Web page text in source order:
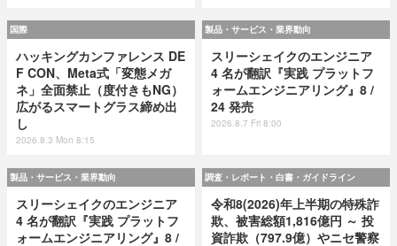
国際
ハッキングカンファレンス DE
F CON、Meta式「変態メガ
ネ」全面禁止（度付きもNG）
広がるスマートグラス締め出
し
2026.8.3 Mon 8:15
製品・サービス・業界動向
スリーシェイクのエンジニア
4 名が翻訳『実践 プラットフ
ォームエンジニアリング』8 /
24 発売
2026.8.7 Fri 8:00
製品・サービス・業界動向
スリーシェイクのエンジニア
4 名が翻訳『実践 プラットフ
ォームエンジニアリング』8 /
調査・レポート・白書・ガイドライン
令和8(2026)年上半期の特殊詐
欺、被害総額1,816億円 ～ 投
資詐欺（797.9億）やニセ警察